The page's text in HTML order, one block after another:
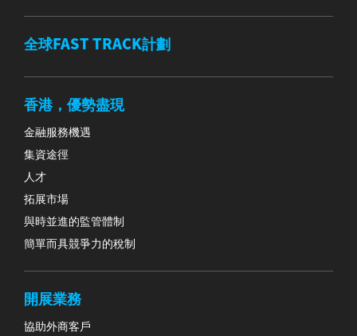
全球FAST TRACK計劃
香港，優勢盡現
金融服務機遇
集資途徑
人才
拓展市場
與時並進的監管體制
簡單而具競爭力的稅制
開展業務
協助外商客戶